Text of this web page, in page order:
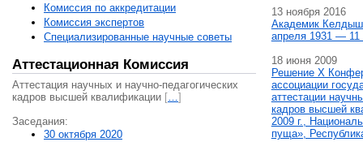
Комиссия по аккредитации
Комиссия экспертов
Специализированные научные советы
Аттестационная Комиссия
Аттестация научных и научно-педагогических
кадров высшей квалификации […]
Заседания:
30 октября 2020
13 ноября 2016
Академик
апреля 1931 — 11
18 июня 2009
Решение X
ассоциации
аттестации
кадров высшей
2009 г.,
пуща»,